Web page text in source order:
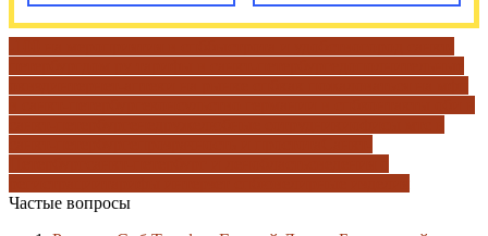
Частые вопросы